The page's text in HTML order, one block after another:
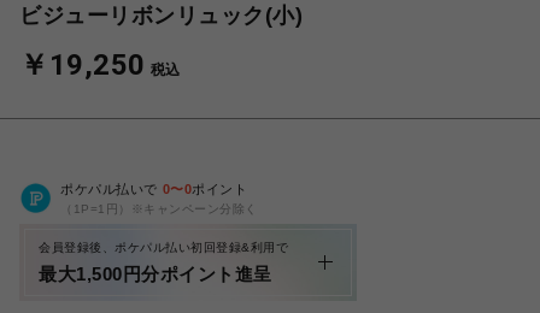
ビジューリボンリュック(小)
￥19,250 税込
ポケパル払いで 0〜0ポイント
（1P=1円）※キャンペーン分除く
会員登録後、ポケパル払い初回登録&利用で
最大1,500円分ポイント進呈